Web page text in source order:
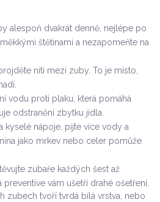
alespoň dvakrát denně, nejlépe po
štětinami a nezapomeňte na
nití mezi zuby. To je místo,
vodu proti plaku, která pomáhá
odstranění zbytku jídla.
kyselé nápoje, pijte více vody a
jako mrkev nebo celer pomůže
zubaře každých šest až
preventive vám ušetří drahé ošetření.
zubech tvoří tvrdá bílá vrstva, nebo